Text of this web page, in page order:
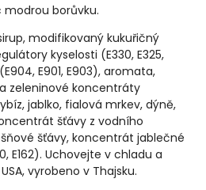
borůvku.
modifikovaný kukuřičný
kyselosti (E330, E325,
E901, E903), aromata,
zeleninové koncentráty
jablko, fialová mrkev, dýně,
šťávy z vodního
šťávy, koncentrát jablečné
E162). Uchovejte v chladu a
vyrobeno v Thajsku.